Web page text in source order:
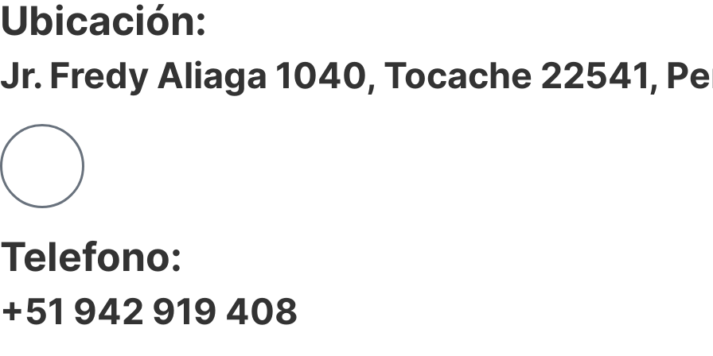
Ubicación:
Jr. Fredy Aliaga 1040, Tocache 22541,
Telefono:
+51 942 919 408